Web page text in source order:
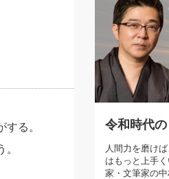
第86回 「言葉狩り」
どころ・ツッコミどこ
れる「ウェルビーイング経営入
”お店の仕組みづくり(210)
員に育てる！ 社員教育の決め手(203)
の「中小企業の人育て」(38)
に学ぶ二世教育(100)
の“全員営業”(30)
先人の名句名言の教え 東洋思想に学ぶ
渡部昇一の「日本の指導者たち」(32)
経営に活かす“十八史略”(30)
デジタルＡＶを味方に！
リーダー脳の鍛え方(32)
ワインを楽しむ基礎レッ
必読！社長が読むべき今
眼と耳で楽しむ読書術(162)
社長の「氣」(30)
米国スポーツ・ビジネス
高橋一喜の『これぞ！"本
作間信司の経営
経営セミナー情報
繁栄への着眼点
講話を聞いて学
(7)
る。
令和時代の
人間力を磨け
はもっと上手
家・文筆家の